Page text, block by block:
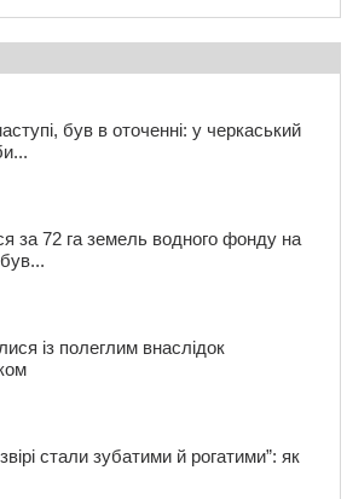
був в оточенні: у черкаський
за 72 га земель водного фонду на
із полеглим внаслідок
стали зубатими й рогатими”: як